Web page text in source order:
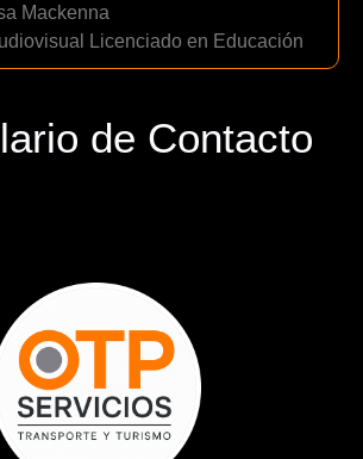
Mackenna
Licenciado en Educación
de Contacto